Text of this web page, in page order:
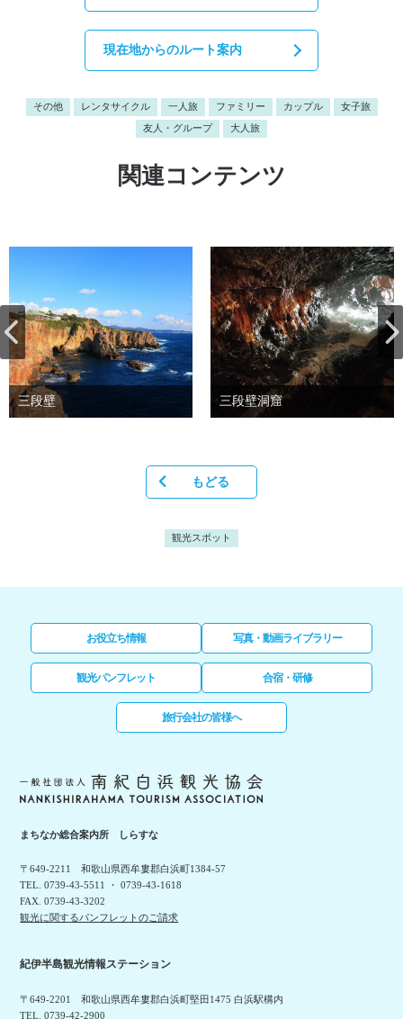
現在地からのルート案内
その他 レンタサイクル 一人旅 ファミリー カップル 女子旅
友人・グループ 大人旅
関連コンテンツ
三段壁 三段壁洞窟
もどる
観光スポット
お役立ち情報 写真・動画ライブラリー
観光パンフレット 合宿・研修
旅行会社の皆様へ
まちなか総合案内所 しらすな
〒649-2211 和歌山県西牟婁郡白浜町1384-57
TEL. 0739-43-5511 ・ 0739-43-1618
FAX. 0739-43-3202
観光に関するパンフレットのご請求
紀伊半島観光情報ステーション
〒649-2201 和歌山県西牟婁郡白浜町堅田1475 白浜駅構内
TEL. 0739-42-2900